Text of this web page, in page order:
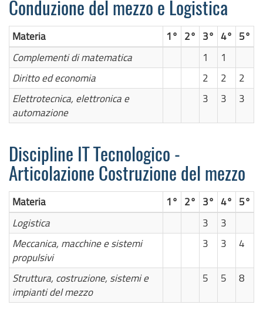
Conduzione del mezzo e Logistica
Materia 1° 2° 3° 4°
5°
Complementi di matematica
1
1
Diritto ed economia
2 2
2
Elettrotecnica, elettronica e
automazione
3 3 3
Discipline IT Tecnologico -
Articolazione Costruzione del mezzo
Materia 1° 2° 3° 4°
5°
Logistica
3
3
Meccanica, macchine e sistemi
propulsivi
3 3 4
Struttura, costruzione, sistemi e
impianti del mezzo
5 5 8